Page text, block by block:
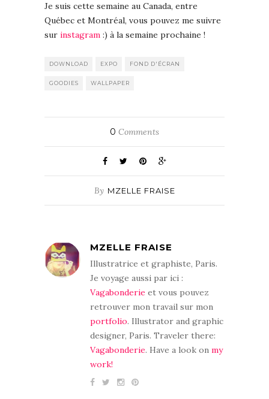
Je suis cette semaine au Canada, entre
Québec et Montréal, vous pouvez me suivre
sur instagram :) à la semaine prochaine !
DOWNLOAD EXPO FOND D'ÉCRAN
GOODIES WALLPAPER
0 Comments
By MZELLE FRAISE
MZELLE FRAISE
Illustratrice et graphiste, Paris.
Je voyage aussi par ici :
Vagabonderie et vous pouvez
retrouver mon travail sur mon
portfolio. Illustrator and graphic
designer, Paris. Traveler there:
Vagabonderie. Have a look on my
work!